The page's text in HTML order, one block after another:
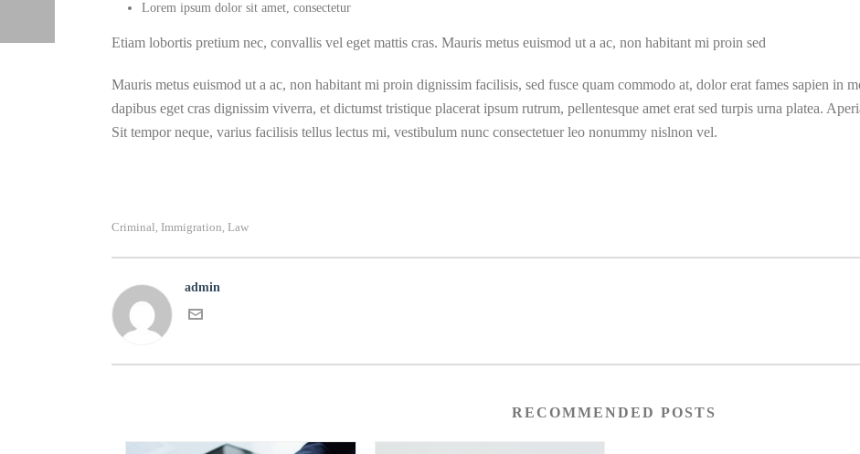
Lorem ipsum dolor sit amet, consectetur
Etiam lobortis pretium nec, convallis vel eget mattis cras. Mauris metus euismod ut a ac, non habitant mi proin sed
Mauris metus euismod ut a ac, non habitant mi proin dignissim facilisis, sed fusce quam commodo at, dolor erat fames sapien in
dapibus eget cras dignissim viverra, et dictumst tristique placerat ipsum rutrum, pellentesque amet erat sed turpis urna platea.
Sit tempor neque, varius facilisis tellus lectus mi, vestibulum nunc consectetuer leo nonummy nislnon vel.
Criminal, Immigration, Law
admin
RECOMMENDED POSTS